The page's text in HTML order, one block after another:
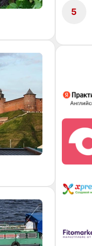
5